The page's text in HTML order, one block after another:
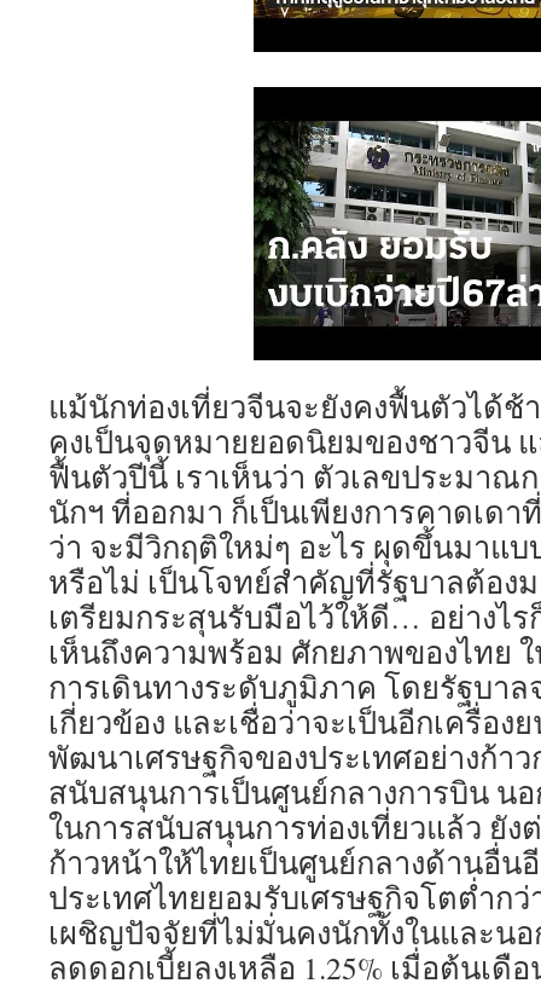
แม้นักท่องเที่ยวจีนจะยังคงฟื้นตัวได้ช้
คงเป็นจุดหมายยอดนิยมของชาวจีน
ฟื้นตัวปีนี้ เราเห็นว่า ตัวเลขประมาณ
นักฯ ที่ออกมา ก็เป็นเพียงการคาดเดา
ว่า จะมีวิกฤติใหม่ๆ อะไร ผุดขึ้นมาแ
หรือไม่ เป็นโจทย์สำคัญที่รัฐบาลต้อง
เตรียมกระสุนรับมือไว้ให้ดี… อย่างไ
เห็นถึงความพร้อม ศักยภาพของไทย
การเดินทางระดับภูมิภาค โดยรัฐบา
เกี่ยวข้อง และเชื่อว่าจะเป็นอีกเครื่อ
พัฒนาเศรษฐกิจของประเทศอย่างก้าว
สนับสนุนการเป็นศูนย์กลางการบิน น
ในการสนับสนุนการท่องเที่ยวแล้ว ยั
ก้าวหน้าให้ไทยเป็นศูนย์กลางด้านอื่น
ประเทศไทยยอมรับเศรษฐกิจโตต่ำก
เผชิญปัจจัยที่ไม่มั่นคงนักทั้งในและนอ
ลดดอกเบี้ยลงเหลือ 1.25% เมื่อต้นเดื